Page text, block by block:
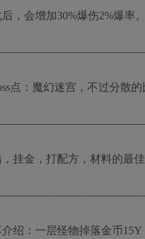
，会增加30%爆伤2%爆率。
点：魔幻迷宫，不过分散的
挂金，打配方，材料的最佳
绍：一层怪物掉落金币15Y